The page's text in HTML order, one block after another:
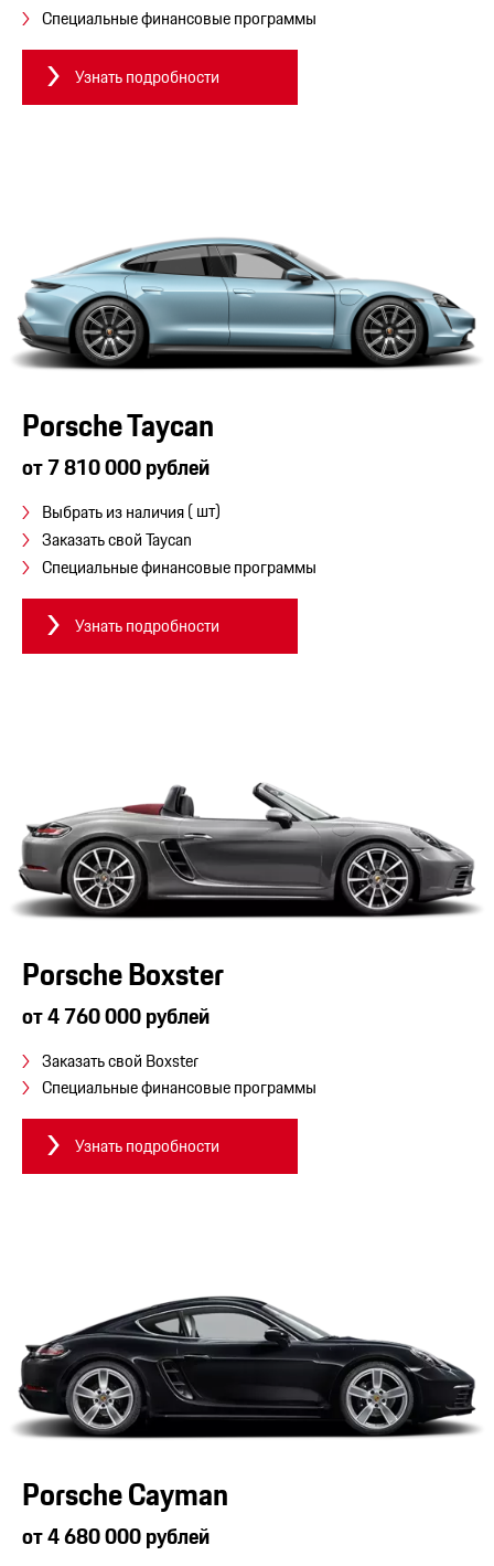
Специальные финансовые программы
Узнать подробности
Porsche Taycan
от 7 810 000 рублей
Выбрать из наличия( шт)
Заказать свой Taycan
Специальные финансовые программы
Узнать подробности
Porsche Boxster
от 4 760 000 рублей
Заказать свой Boxster
Специальные финансовые программы
Узнать подробности
Porsche Cayman
от 4 680 000 рублей